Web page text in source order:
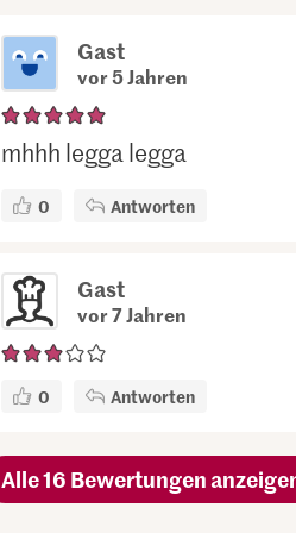
Gast
vor 5 Jahren
mhhh legga legga
0 Antworten
Gast
vor 7 Jahren
0 Antworten
Alle 16 Bewertungen